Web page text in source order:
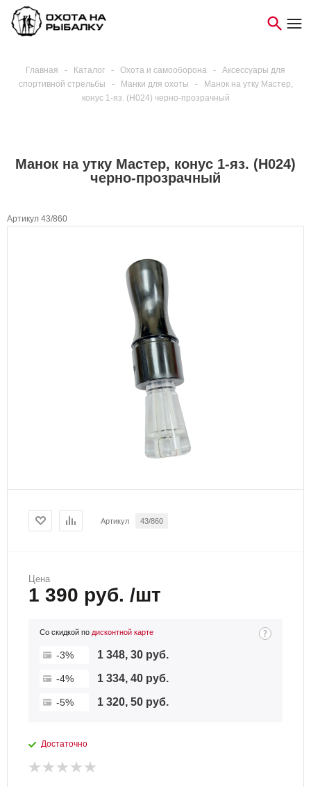
Главная - Каталог - Охота и самооборона -
Аксессуары для
спортивной стрельбы
- Манки для охоты -
Манок на утку Мастер,
конус 1-яз. (H024) черно-прозрачный
Манок на утку Мастер, конус 1-яз. (H024)
черно-прозрачный
Артикул 43/860
Артикул 43/860
Цена
1 390 руб. /шт
Со скидкой по дисконтной карте
-3% 1 348, 30 руб.
-4% 1 334, 40 руб.
-5% 1 320, 50 руб.
Достаточно